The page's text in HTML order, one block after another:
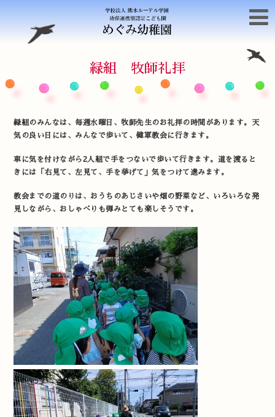
緑組 牧師礼拝
緑組のみんなは、毎週水曜日、牧師先生のお礼拝の時間があります。天
気の良い日には、みんなで歩いて、健軍教会に行きます。
車に気を付けながら2人組で手をつないで歩いて行きます。道を渡ると
きには「右見て、左見て、手を挙げて」気をつけて進みます。
教会までの道のりは、おうちのあじさいや畑の野菜など、いろいろな発
見しながら、おしゃべりも弾みとても楽しそうです。